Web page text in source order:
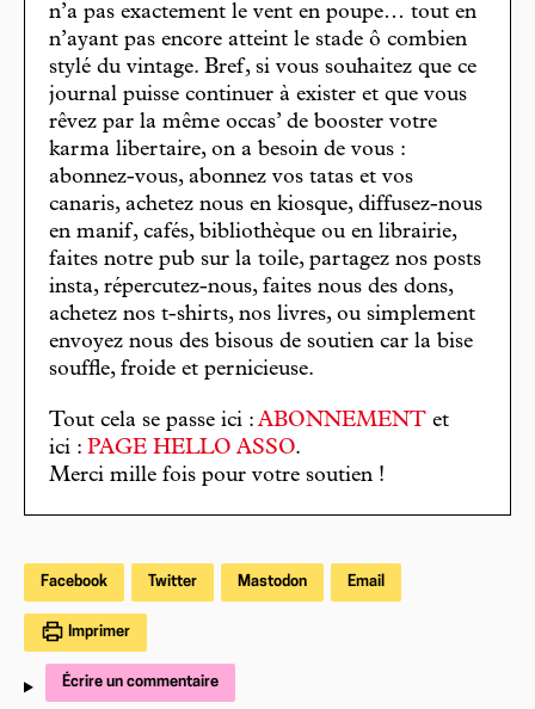
n’a pas exactement le vent en poupe… tout en
n’ayant pas encore atteint le stade ô combien
stylé du vintage. Bref, si vous souhaitez que ce
journal puisse continuer à exister et que vous
rêvez par la même occas’ de booster votre
karma libertaire, on a besoin de vous :
abonnez-vous, abonnez vos tatas et vos
canaris, achetez nous en kiosque, diffusez-nous
en manif, cafés, bibliothèque ou en librairie,
faites notre pub sur la toile, partagez nos posts
insta, répercutez-nous, faites nous des dons,
achetez nos t-shirts, nos livres, ou simplement
envoyez nous des bisous de soutien car la bise
souffle, froide et pernicieuse.
Tout cela se passe ici : ABONNEMENT et
ici : PAGE HELLO ASSO.
Merci mille fois pour votre soutien !
Facebook Twitter Mastodon Email
Imprimer
Écrire un commentaire